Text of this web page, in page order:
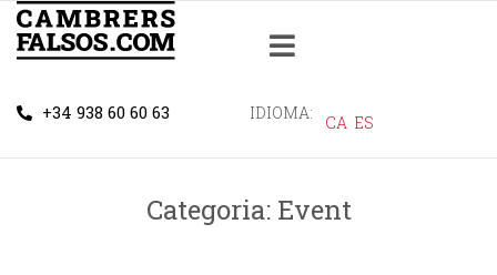
+34 938 60 60 63 IDIOMA: CA ES
Categoria: Event